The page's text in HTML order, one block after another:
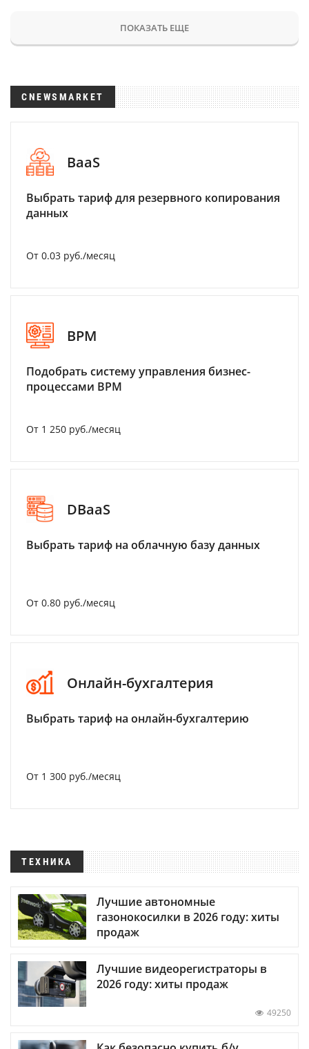
ПОКАЗАТЬ ЕЩЕ
CNEWSMARKET
BaaS
Выбрать тариф для резервного копирования
данных
От 0.03 руб./месяц
BPM
Подобрать систему управления бизнес-
процессами BPM
От 1 250 руб./месяц
DBaaS
Выбрать тариф на облачную базу данных
От 0.80 руб./месяц
Онлайн-бухгалтерия
Выбрать тариф на онлайн-бухгалтерию
От 1 300 руб./месяц
ТЕХНИКА
Лучшие автономные
газонокосилки в 2026 году: хиты
продаж
Лучшие видеорегистраторы в
2026 году: хиты продаж
49250